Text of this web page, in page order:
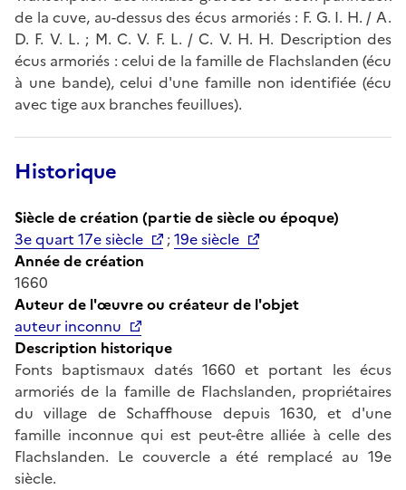
de la cuve, au-dessus des écus armoriés : F. G. I. H. / A.
D. F. V. L. ; M. C. V. F. L. / C. V. H. H. Description des
écus armoriés : celui de la famille de Flachslanden (écu
à une bande), celui d'une famille non identifiée (écu
avec tige aux branches feuillues).
Historique
Siècle de création (partie de siècle ou époque)
3e quart 17e siècle
;19e siècle
Année de création
1660
Auteur de l'œuvre ou créateur de l'objet
auteur inconnu
Description historique
Fonts baptismaux datés 1660 et portant les écus
armoriés de la famille de Flachslanden, propriétaires
du village de Schaffhouse depuis 1630, et d'une
famille inconnue qui est peut-être alliée à celle des
Flachslanden. Le couvercle a été remplacé au 19e
siècle.